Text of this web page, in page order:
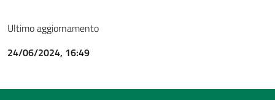
Ultimo aggiornamento
24/06/2024, 16:49